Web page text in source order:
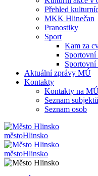
Přehled
MKK Hlinečan
Pranostiky
Sport
Kam za
Sportovní
Aktuální zprávy MÚ
Kontakty
Kontakty na
Seznam subjektů
Seznam osob
městoHlinsko
městoHlinsko